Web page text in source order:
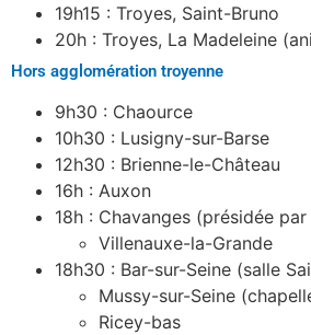
19h15 : Troyes, Saint-Bruno
20h : Troyes, La Madeleine
Hors agglomération troyenne
9h30 : Chaource
10h30 : Lusigny-sur-Barse
12h30 : Brienne-le-Château
16h : Auxon
18h : Chavanges (présidée
Villenauxe-la-Grande
18h30 : Bar-sur-Seine (salle
Mussy-sur-Seine
Ricey-bas